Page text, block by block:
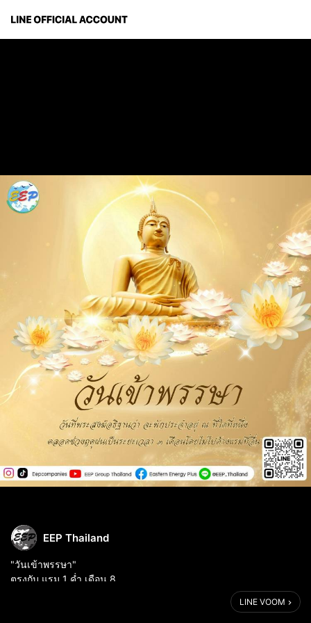
EEP Thailand
"วันเข้าพรรษา"
ตรงกับ แรม 1 ค่ำ เดือน 8
ความเป็นมาในสมัยพุทธกาล ได้ระบุไว้ว่า พระภิกษุมีหน้าที่เผยแพร่คำ
LINE VOOM